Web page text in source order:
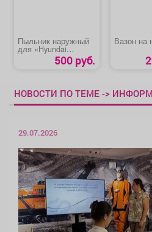
Пыльник наружный
для «Hyundai
Solaris» 500 руб.
Вазон на
НОВОСТИ ПО ТЕМЕ ->
29.07.2026